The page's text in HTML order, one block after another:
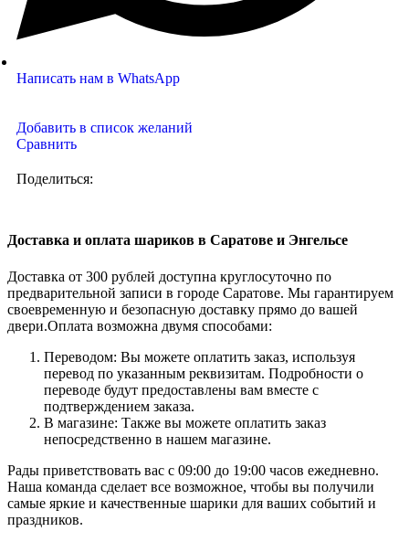
Написать нам в WhatsApp
Добавить в список желаний
Сравнить
Поделиться:
Доставка и оплата шариков в Саратове и Энгельсе
Доставка от 300 рублей доступна круглосуточно по
предварительной записи в городе Саратове. Мы гарантируем
своевременную и безопасную доставку прямо до вашей
двери.Оплата возможна двумя способами:
Переводом: Вы можете оплатить заказ, используя
перевод по указанным реквизитам. Подробности о
переводе будут предоставлены вам вместе с
подтверждением заказа.
В магазине: Также вы можете оплатить заказ
непосредственно в нашем магазине.
Рады приветствовать вас с 09:00 до 19:00 часов ежедневно.
Наша команда сделает все возможное, чтобы вы получили
самые яркие и качественные шарики для ваших событий и
праздников.